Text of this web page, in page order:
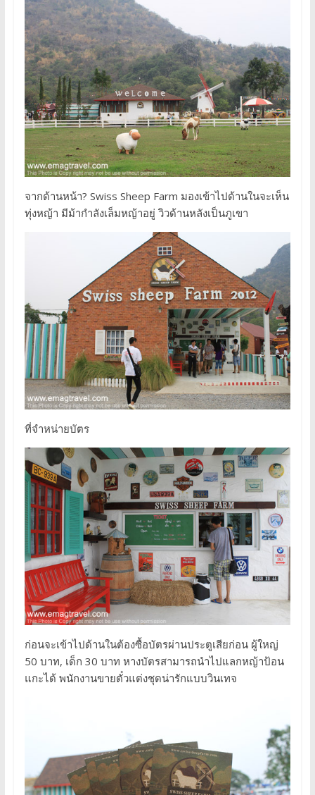
จากด้านหน้า? Swiss Sheep Farm มองเข้าไปด้านในจะเห็น
ทุ่งหญ้า มีม้ากำลังเล็มหญ้าอยู่ วิวด้านหลังเป็นภูเขา
ที่จำหน่ายบัตร
ก่อนจะเข้าไปด้านในต้องซื้อบัตรผ่านประตูเสียก่อน ผู้ใหญ่
50 บาท, เด็ก 30 บาท หางบัตรสามารถนำไปแลกหญ้าป้อน
แกะได้ พนักงานขายตั๋วแต่งชุดน่ารักแบบวินเทจ